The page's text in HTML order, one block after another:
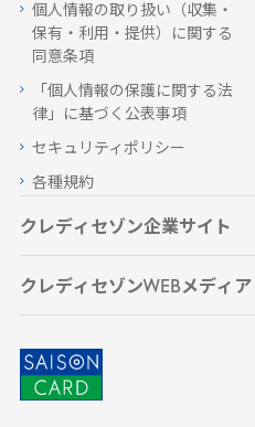
個人情報の取り扱い（収集・
保有・利用・提供）に関する
同意条項
「個人情報の保護に関する法
律」に基づく公表事項
セキュリティポリシー
各種規約
クレディセゾン企業サイト
クレディセゾンWEBメディア